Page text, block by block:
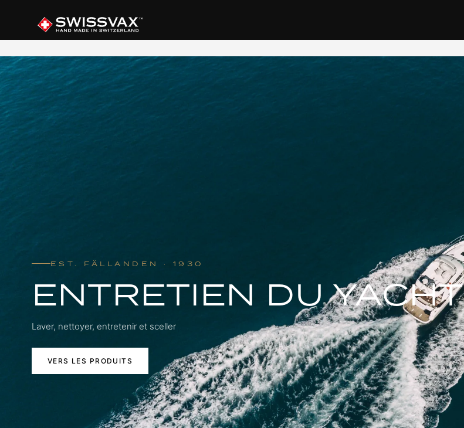
EST. FÄLLANDEN · 1930
ENTRETIEN DU YACHT
Laver, nettoyer, entretenir et sceller
VERS LES PRODUITS